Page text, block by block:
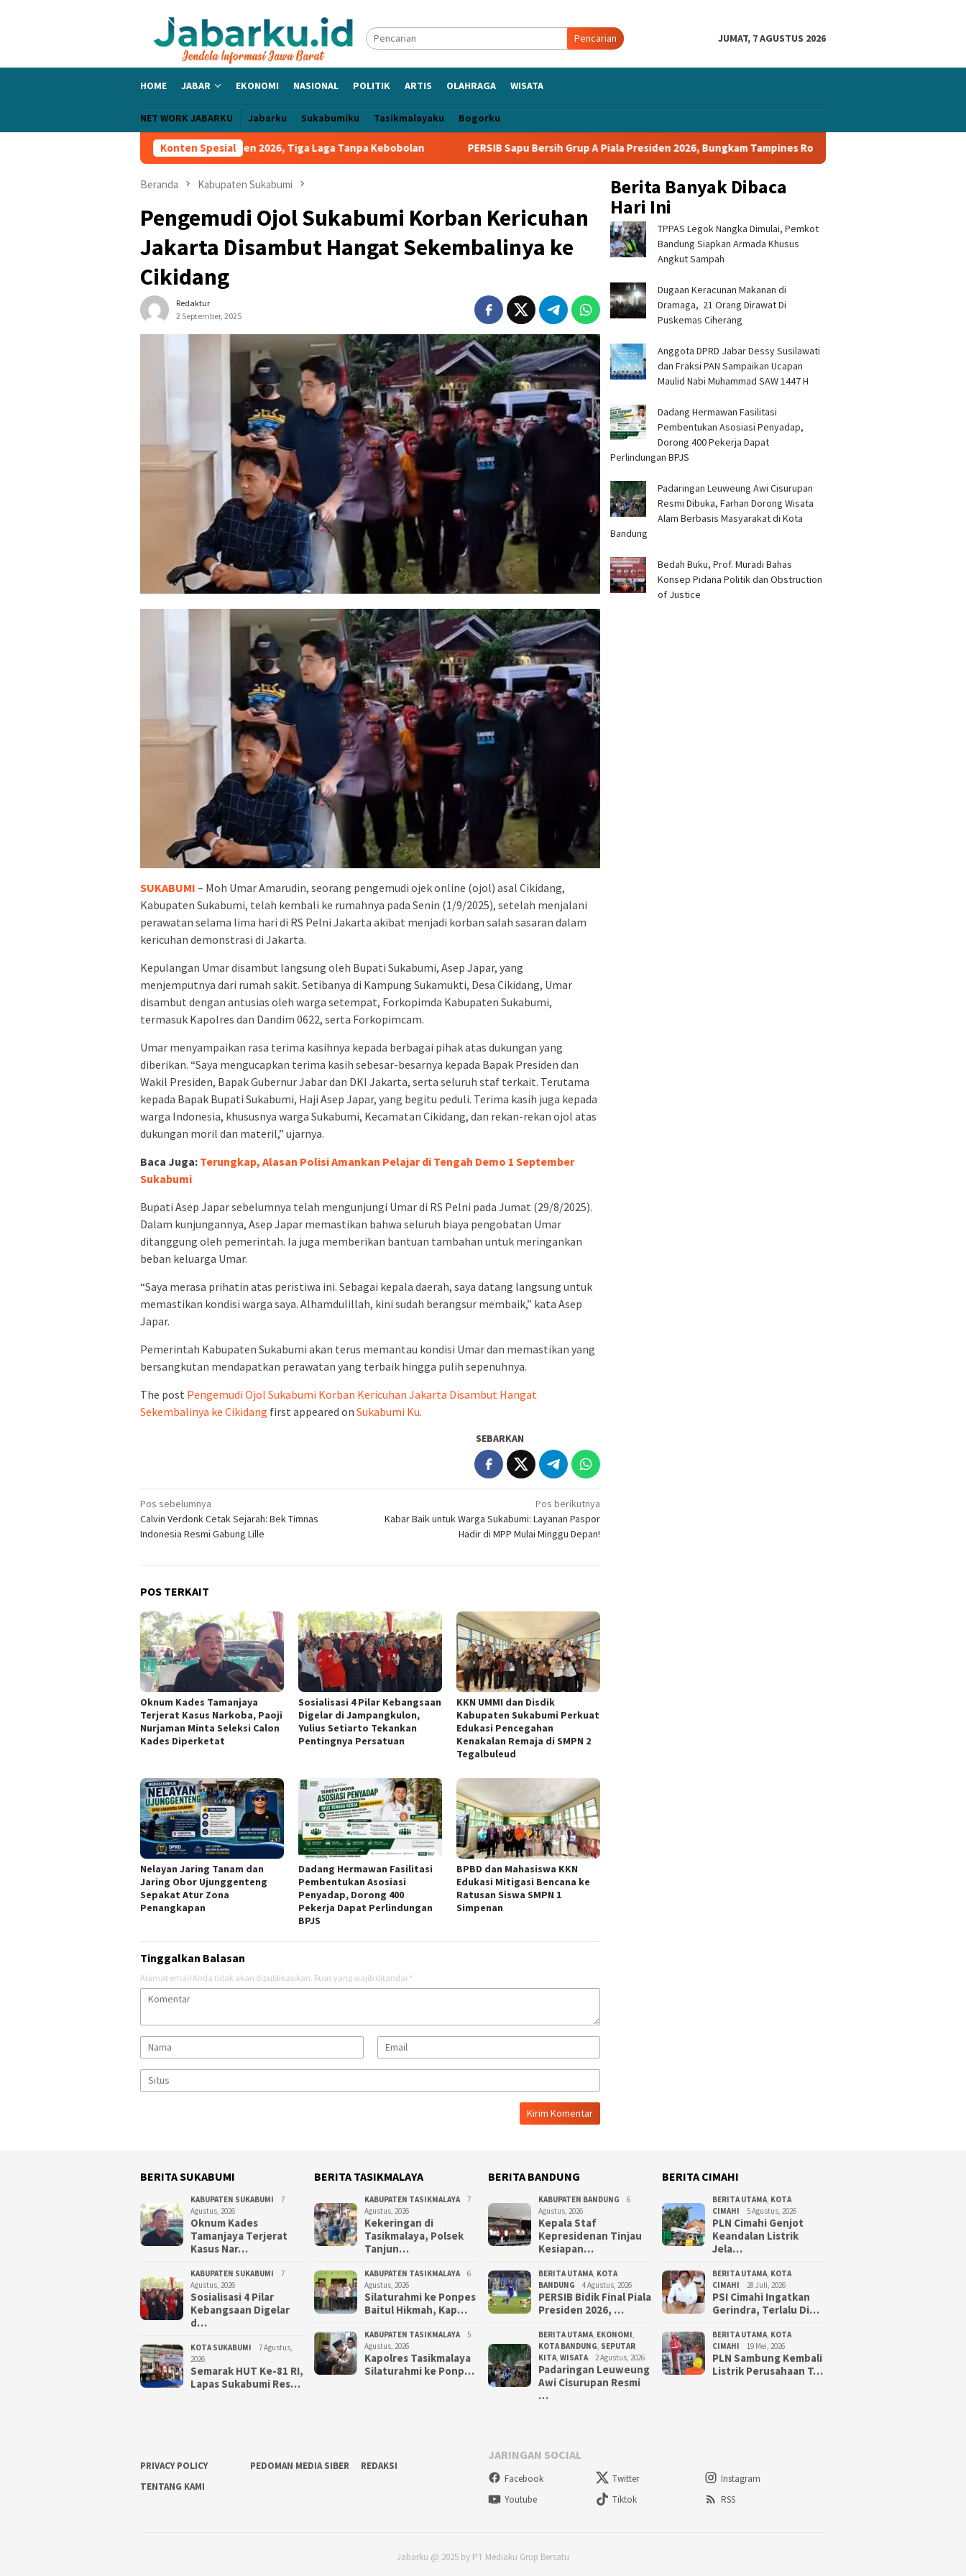
Pencarian JUMAT, 7 AGUSTUS 2026
HOME JABAR EKONOMI NASIONAL POLITIK ARTIS OLAHRAGA WISATA
NET WORK JABARKU Jabarku Sukabumiku Tasikmalayaku Bogorku
Konten Spesial
Bersih Grup A Piala Presiden 2026, Tiga Laga Tanpa Kebobolan PERSIB Sapu Bersih Grup A Piala Presiden 2026, Bungkam Tampines Rovers 1-0 dan Lolos ke Semifinal
Beranda Kabupaten Sukabumi
Pengemudi Ojol Sukabumi Korban Kericuhan
Jakarta Disambut Hangat Sekembalinya ke
Cikidang
Redaktur
2 September, 2025
SUKABUMI – Moh Umar Amarudin, seorang pengemudi ojek online (ojol) asal Cikidang,
Kabupaten Sukabumi, telah kembali ke rumahnya pada Senin (1/9/2025), setelah menjalani
perawatan selama lima hari di RS Pelni Jakarta akibat menjadi korban salah sasaran dalam
kericuhan demonstrasi di Jakarta.
Kepulangan Umar disambut langsung oleh Bupati Sukabumi, Asep Japar, yang
menjemputnya dari rumah sakit. Setibanya di Kampung Sukamukti, Desa Cikidang, Umar
disambut dengan antusias oleh warga setempat, Forkopimda Kabupaten Sukabumi,
termasuk Kapolres dan Dandim 0622, serta Forkopimcam.
Umar menyampaikan rasa terima kasihnya kepada berbagai pihak atas dukungan yang
diberikan. “Saya mengucapkan terima kasih sebesar-besarnya kepada Bapak Presiden dan
Wakil Presiden, Bapak Gubernur Jabar dan DKI Jakarta, serta seluruh staf terkait. Terutama
kepada Bapak Bupati Sukabumi, Haji Asep Japar, yang begitu peduli. Terima kasih juga kepada
warga Indonesia, khususnya warga Sukabumi, Kecamatan Cikidang, dan rekan-rekan ojol atas
dukungan moril dan materil,” ujarnya.
Baca Juga: Terungkap, Alasan Polisi Amankan Pelajar di Tengah Demo 1 September
Sukabumi
Bupati Asep Japar sebelumnya telah mengunjungi Umar di RS Pelni pada Jumat (29/8/2025).
Dalam kunjungannya, Asep Japar memastikan bahwa seluruh biaya pengobatan Umar
ditanggung oleh pemerintah. Ia juga memberikan bantuan tambahan untuk meringankan
beban keluarga Umar.
“Saya merasa prihatin atas peristiwa ini. Sebagai kepala daerah, saya datang langsung untuk
memastikan kondisi warga saya. Alhamdulillah, kini sudah berangsur membaik,” kata Asep
Japar.
Pemerintah Kabupaten Sukabumi akan terus memantau kondisi Umar dan memastikan yang
bersangkutan mendapatkan perawatan yang terbaik hingga pulih sepenuhnya.
The post Pengemudi Ojol Sukabumi Korban Kericuhan Jakarta Disambut Hangat
Sekembalinya ke Cikidang first appeared on Sukabumi Ku.
SEBARKAN
Navigasi
pos
Pos sebelumnya
Calvin Verdonk Cetak Sejarah: Bek Timnas
Indonesia Resmi Gabung Lille
Pos berikutnya
Kabar Baik untuk Warga Sukabumi: Layanan Paspor
Hadir di MPP Mulai Minggu Depan!
POS TERKAIT
Oknum Kades Tamanjaya
Terjerat Kasus Narkoba, Paoji
Nurjaman Minta Seleksi Calon
Kades Diperketat
Sosialisasi 4 Pilar Kebangsaan
Digelar di Jampangkulon,
Yulius Setiarto Tekankan
Pentingnya Persatuan
KKN UMMI dan Disdik
Kabupaten Sukabumi Perkuat
Edukasi Pencegahan
Kenakalan Remaja di SMPN 2
Tegalbuleud
Nelayan Jaring Tanam dan
Jaring Obor Ujunggenteng
Sepakat Atur Zona
Penangkapan
Dadang Hermawan Fasilitasi
Pembentukan Asosiasi
Penyadap, Dorong 400
Pekerja Dapat Perlindungan
BPJS
BPBD dan Mahasiswa KKN
Edukasi Mitigasi Bencana ke
Ratusan Siswa SMPN 1
Simpenan
Tinggalkan Balasan
Alamat email Anda tidak akan dipublikasikan. Ruas yang wajib ditandai *
Berita Banyak Dibaca
Hari Ini
TPPAS Legok Nangka Dimulai, Pemkot
Bandung Siapkan Armada Khusus
Angkut Sampah
‎Dugaan Keracunan Makanan di
Dramaga, 21 Orang Dirawat Di
Puskemas Ciherang ‎
Anggota DPRD Jabar Dessy Susilawati
dan Fraksi PAN Sampaikan Ucapan
Maulid Nabi Muhammad SAW 1447 H
Dadang Hermawan Fasilitasi
Pembentukan Asosiasi Penyadap,
Dorong 400 Pekerja Dapat
Perlindungan BPJS
Padaringan Leuweung Awi Cisurupan
Resmi Dibuka, Farhan Dorong Wisata
Alam Berbasis Masyarakat di Kota
Bandung
Bedah Buku, Prof. Muradi Bahas
Konsep Pidana Politik dan Obstruction
of Justice
BERITA SUKABUMI
KABUPATEN SUKABUMI
7
Agustus, 2026
Oknum Kades
Tamanjaya Terjerat
Kasus Nar…
KABUPATEN SUKABUMI
7
Agustus, 2026
Sosialisasi 4 Pilar
Kebangsaan Digelar
d…
KOTA SUKABUMI
7 Agustus,
2026
Semarak HUT Ke-81 RI,
Lapas Sukabumi Res…
BERITA TASIKMALAYA
KABUPATEN TASIKMALAYA
7
Agustus, 2026
Kekeringan di
Tasikmalaya, Polsek
Tanjun…
KABUPATEN TASIKMALAYA
6
Agustus, 2026
Silaturahmi ke Ponpes
Baitul Hikmah, Kap…
KABUPATEN TASIKMALAYA
5
Agustus, 2026
Kapolres Tasikmalaya
Silaturahmi ke Ponp…
BERITA BANDUNG
KABUPATEN BANDUNG
6
Agustus, 2026
Kepala Staf
Kepresidenan Tinjau
Kesiapan…
BERITA UTAMA, KOTA
BANDUNG
4 Agustus, 2026
PERSIB Bidik Final Piala
Presiden 2026, …
BERITA UTAMA, EKONOMI,
KOTA BANDUNG, SEPUTAR
KITA, WISATA 2 Agustus, 2026
Padaringan Leuweung
Awi Cisurupan Resmi
…
BERITA CIMAHI
BERITA UTAMA, KOTA
CIMAHI
5 Agustus, 2026
PLN Cimahi Genjot
Keandalan Listrik
Jela…
BERITA UTAMA, KOTA
CIMAHI
28 Juli, 2026
PSI Cimahi Ingatkan
Gerindra, Terlalu Di…
BERITA UTAMA, KOTA
CIMAHI
19 Mei, 2026
PLN Sambung Kembali
Listrik Perusahaan T…
PRIVACY POLICY PEDOMAN MEDIA SIBER
REDAKSI
TENTANG KAMI
JARINGAN SOCIAL
Facebook Twitter
Instagram
Youtube
Tiktok RSS
Jabarku @ 2025 by PT Mediaku Grup Bersatu